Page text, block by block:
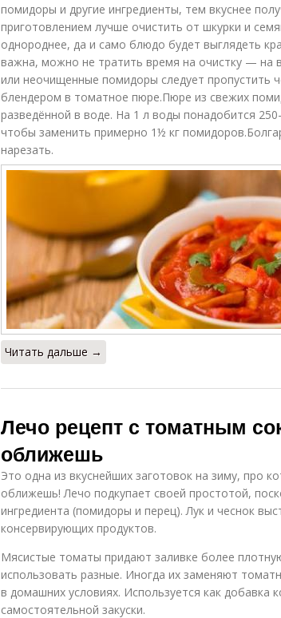
Кабачковое
лечо
Лечо с
помидорами
Лечо с
кабачками
Лечо с
баклажанами
помидоры и другие ингредиенты, тем вкуснее
приготовлением лучше очистить от шкурки и
однороднее, да и само блюдо будет выглядеть
важна, можно не тратить время на очистку — на
или неочищенные помидоры следует пропустить
блендером в томатное пюре.Пюре из свежих
разведённой в воде. На 1 л воды понадобится
чтобы заменить примерно 1½ кг
нарезать.
Читать дальше →
Лечо рецепт с томатным
оближешь
Это одна из вкуснейших заготовок на зиму, про
оближешь! Лечо подкупает своей простотой,
ингредиента (помидоры и перец). Лук и чеснок
консервирующих продуктов.
Мясистые томаты придают заливке более
использовать разные. Иногда их заменяют
в домашних условиях. Используется как добавка
самостоятельной закуски.